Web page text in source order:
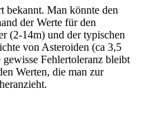
bekannt. Man könnte den
der Werte für den
(2-14m) und der typischen
von Asteroiden (ca 3,5
gewisse Fehlertoleranz bleibt
Werten, die man zur